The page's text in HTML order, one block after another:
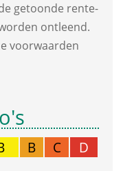
getoonde rente­
ontleend.
voorwaarden
B C
D